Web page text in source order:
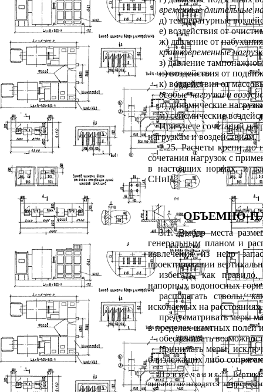
временные длительные
д) температурные
е) воздействия от
ж) давление от
кратковременные
з) давление
и) воздействия от
к) воздействия от
особые нагрузки и
л) динамические
м) сейсмические
При учете сочетаний
нагрузкам и воздействиям.
2.25. Расчеты крепи по
сочетания нагрузок с
в настоящих нормах, и
СНиП.
ОБЪЕМНО-
3.1. Выбор места
генеральным планом и
извлечения из недр
проектировании
избегать, как
напорных водоносных
располагать стволы,
ископаемых на
предусматривать меры
в пределах шахтных полей
обеспечивать
принимать меры,
близлежащих либо
Примечания: 1.
выработки находятся за